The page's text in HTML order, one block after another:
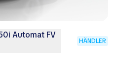
Automat FV
HÄNDLER